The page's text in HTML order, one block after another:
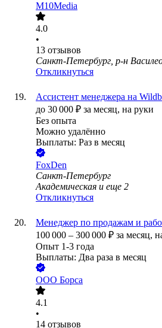
M10Media
4.0
•
13 отзывов
Санкт-Петербург, р-н
Откликнуться
Ассистент менеджера на
до 30 000 ₽ за месяц, на руки
Без опыта
Можно удалённо
Выплаты: Раз в месяц
FoxDen
Санкт-Петербург
Академическая и еще 2
Откликнуться
Менеджер по продажам и
100 000 – 300 000 ₽ за месяц,
Опыт 1-3 года
Выплаты: Два раза в месяц
ООО Борса
4.1
•
14 отзывов